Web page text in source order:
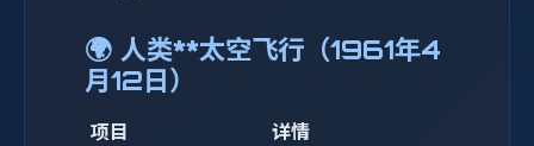
🌍 人类**太空飞行（1961年4
月12日）
项目
详情